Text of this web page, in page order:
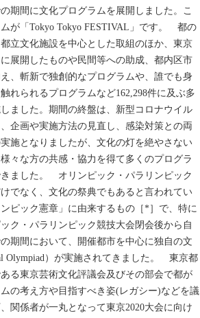
期間に文化プログラムを展開しました。こ
が「Tokyo Tokyo FESTIVAL」です。 都の
立文化施設を中心とした取組のほか、東京
展開したものや民間等への助成、都内区市
、斬新で独創的なプログラムや、誰でも身
れられるプログラムなど162,298件に及ぶ多
ました。期間の終盤は、新型コロナウイル
企画や実施方法の見直し、感染対策との両
施となりましたが、文化の灯を絶やさない
々な方の共感・協力を得て多くのプログラ
ました。 オリンピック・パラリンピック
でなく、文化の祭典でもあると言われてい
ピック憲章」に由来するもの［*］で、特に
ク・パラリンピック競技大会閉会後から自
期間において、開催都市を中心に独自の文
Olympiad）が実施されてきました。 東京都
る東京芸術文化評議会及びその部会で都が
の考え方や目指すべき姿(レガシー)などを議
関係者が一丸となって東京2020大会に向け